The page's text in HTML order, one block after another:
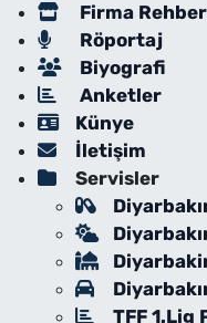
Firma
Röportaj
Biyografi
Anketler
Künye
İletişim
Servisler
TFF 1.Lig